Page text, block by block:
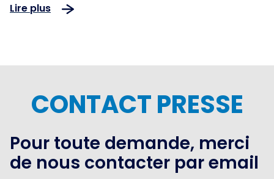
émotionnel et culturel accessible
Lire plus
CONTACT PRESSE
Pour toute demande, merci
de nous contacter par email